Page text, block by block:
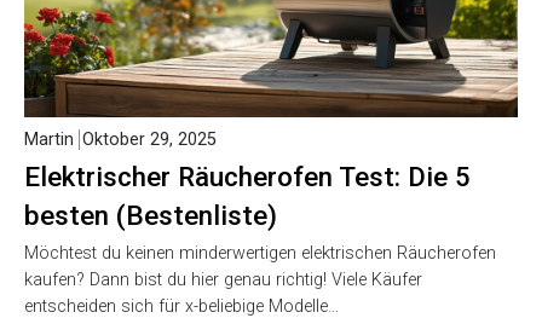
Elektrischer Räucherofen Test: Die 5
besten (Bestenliste)
Martin Oktober 29, 2025
Möchtest du keinen minderwertigen elektrischen Räucherofen
kaufen? Dann bist du hier genau richtig! Viele Käufer
entscheiden sich für x-beliebige Modelle…